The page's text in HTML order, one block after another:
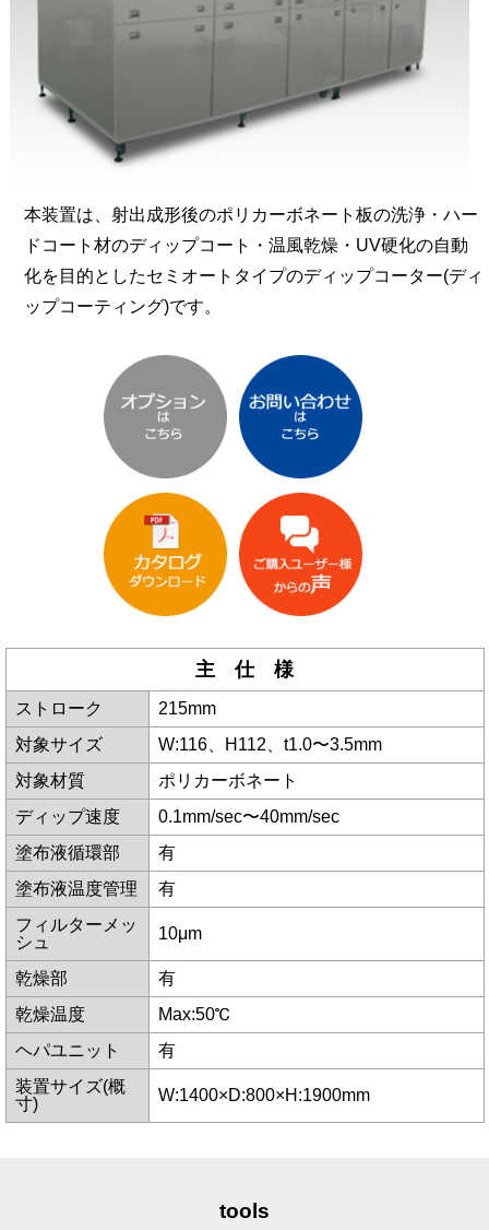
本装置は、射出成形後のポリカーボネート板の洗浄・ハー
ドコート材のディップコート・温風乾燥・UV硬化の自動
化を目的としたセミオートタイプのディップコーター(ディ
ップコーティング)です。
主 仕 様
ストローク
215mm
対象サイズ
W:116、H112、t1.0〜3.5mm
対象材質
ポリカーボネート
ディップ速度
0.1mm/sec〜40mm/sec
塗布液循環部
有
塗布液温度管理
有
フィルターメッ
シュ
10μm
乾燥部
有
乾燥温度
Max:50℃
ヘパユニット
有
装置サイズ(概
寸)
W:1400×D:800×H:1900mm
tools